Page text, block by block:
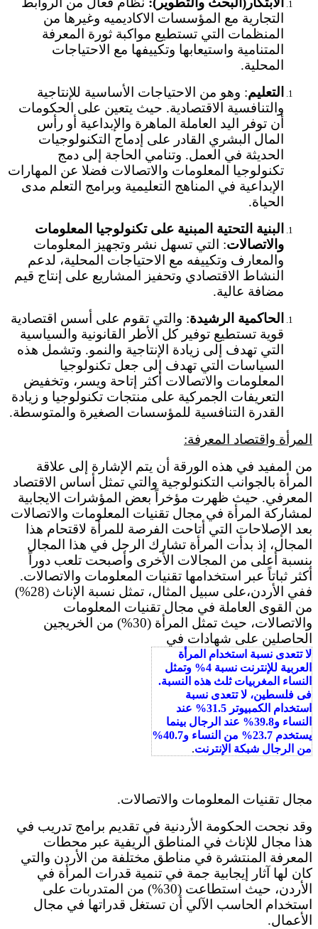
التجارية مع المؤسسات الاكاديميه وغيرها من
المنظمات التي تستطيع مواكبة ثورة المعرفة
المتنامية واستيعابها وتكييفها مع الاحتياجات
المحلية.
التعليم: وهو من الاحتياجات الأساسية للإنتاجية
والتنافسية الاقتصادية. حيث يتعين على الحكومات
أن توفر اليد العاملة الماهرة والإبداعية أو رأس
المال البشري القادر على إدماج التكنولوجيات
الحديثة في العمل. وتنامي الحاجة إلى دمج
تكنولوجيا المعلومات والاتصالات فضلا عن المهارات
الإبداعية في المناهج التعليمية وبرامج التعلم مدى
الحياة.
البنية التحتية المبنية على تكنولوجيا المعلومات
والاتصالات: التي تسهل نشر وتجهيز المعلومات
والمعارف وتكييفه مع الاحتياجات المحلية، لدعم
النشاط الاقتصادي وتحفيز المشاريع على إنتاج قيم
مضافة عالية.
الحاكمية الرشيدة: والتي تقوم على أسس اقتصادية
قوية تستطيع توفير كل الأطر القانونية والسياسية
التي تهدف إلى زيادة الإنتاجية والنمو. وتشمل هذه
السياسات التي تهدف إلى جعل تكنولوجيا
المعلومات والاتصالات أكثر إتاحة ويسر، وتخفيض
التعريفات الجمركية على منتجات تكنولوجيا و زيادة
القدرة التنافسية للمؤسسات الصغيرة والمتوسطة.
المرأة واقتصاد المعرفة:
من المفيد في هذه الورقة أن يتم الإشارة إلى علاقة
المرأة بالجوانب التكنولوجية والتي تمثل أساس الاقتصاد
المعرفي. حيث ظهرت مؤخراً بعض المؤشرات الايجابية
لمشاركة المرأة في مجال تقنيات المعلومات والاتصالات
بعد الإصلاحات التي أتاحت الفرصة للمرأة لاقتحام هذا
المجال، إذ بدأت المرأة تشارك الرجل في هذا المجال
بنسبة أعلى من المجالات الأخرى وأصبحت تلعب دوراً
أكثر ثباتاً عبر استخدامها تقنيات المعلومات والاتصالات.
ففي الأردن،على سبيل المثال، تمثل نسبة الإناث (28%)
من القوى العاملة في مجال تقنيات المعلومات
والاتصالات، حيث تمثل المرأة (30%) من الخريجين
الحاصلين على شهادات في
لا تتعدى نسبة استخدام المرأة
العربية للإنترنت نسبة 4% وتمثل
النساء المغربيات ثلث هذه النسبة.
فى فلسطين، لا تتعدى نسبة
استخدام الكمبيوتر 31.5% عند
النساء و39.8% عند الرجال بينما
يستخدم 23.7% من النساء و40.7%
من الرجال شبكة الإنترنت.
مجال تقنيات المعلومات والاتصالات.
وقد نجحت الحكومة الأردنية في تقديم برامج تدريب في
هذا مجال للإناث في المناطق الريفية عبر محطات
المعرفة المنتشرة في مناطق مختلفة من الأردن والتي
كان لها آثار إيجابية جمة في تنمية قدرات المرأة في
الأردن، حيث استطاعت (30%) من المتدربات على
استخدام الحاسب الآلي أن تستغل قدراتها في مجال
الأعمال.